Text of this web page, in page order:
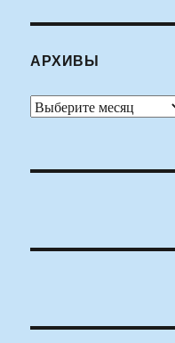
АРХИВЫ
Архивы